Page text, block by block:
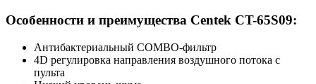
Особенности и преимущества Centek CT-65S09:
Антибактериальный COMBO-фильтр
4D регулировка направления воздушного потока с
пульта